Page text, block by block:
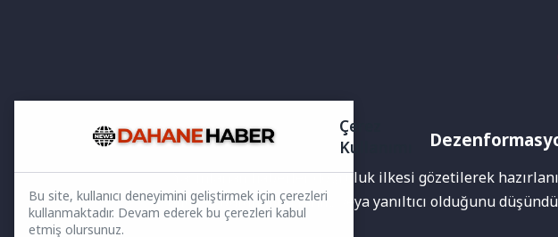
Yayınlanan haberler doğruluk ilkesi gözetilerek
bilgiler bulunabilir.Yanlış veya yanıltıcı olduğunu
Çerez
Kullanımı
Bu site, kullanıcı deneyimini geliştirmek için çerezleri
kullanmaktadır. Devam ederek bu çerezleri kabul
etmiş olursunuz.